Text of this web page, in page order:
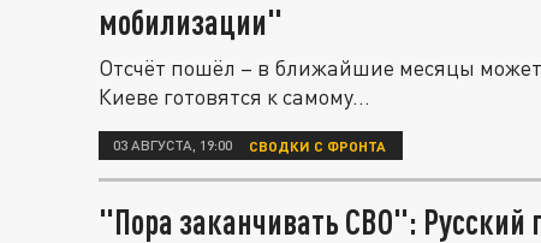
мобилизации"
Отсчёт пошёл – в ближайшие месяцы
Киеве готовятся к самому...
03 АВГУСТА, 19:00 СВОДКИ С ФРОНТА
"Пора заканчивать СВО": Русский